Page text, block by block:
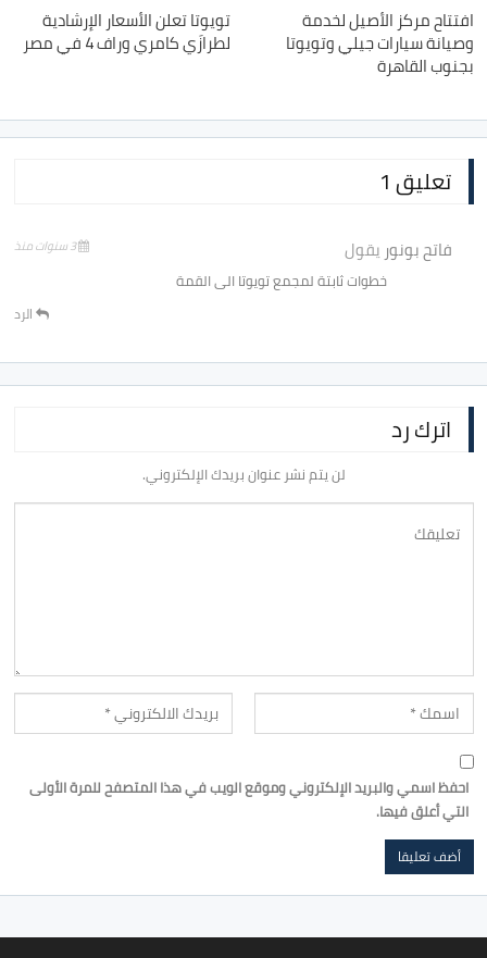
افتتاح مركز الأصيل لخدمة
وصيانة سيارات جيلي وتويوتا
بجنوب القاهرة
تويوتا تعلن الأسعار الإرشادية
لطرازَي كامري وراف 4 في مصر
تعليق 1
فاتح بونوريقول 3 سنوات منذ
خطوات ثابتة لمجمع تويوتا الى القمة
الرد
اترك رد
لن يتم نشر عنوان بريدك الإلكتروني.
احفظ اسمي والبريد الإلكتروني وموقع الويب في هذا المتصفح للمرة الأولى
التي أعلق فيها.